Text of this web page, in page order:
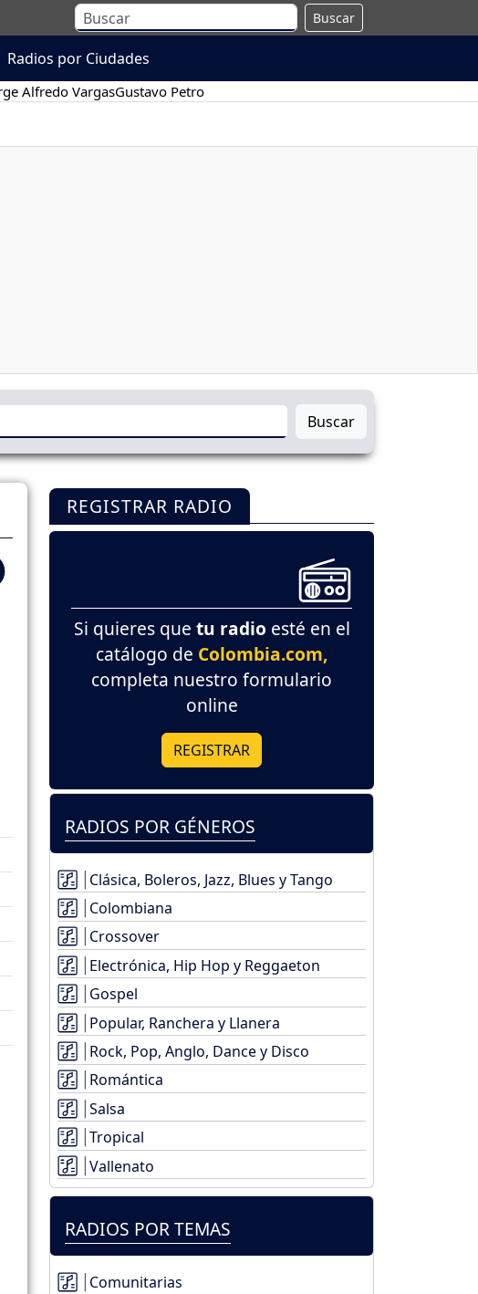
Buscar
Radios por Ciudades
Alfredo VargasGustavo Petro
Buscar
REGISTRAR RADIO
Si quieres que tu radio esté en el
catálogo de Colombia.com,
completa nuestro formulario
online
REGISTRAR
RADIOS POR GÉNEROS
Clásica, Boleros, Jazz, Blues y Tango
Colombiana
Crossover
Electrónica, Hip Hop y Reggaeton
Gospel
Popular, Ranchera y Llanera
Rock, Pop, Anglo, Dance y Disco
Romántica
Salsa
Tropical
Vallenato
RADIOS POR TEMAS
Comunitarias